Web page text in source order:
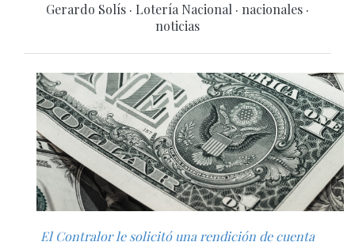
Gerardo Solís · Lotería Nacional · nacionales ·
noticias
El Contralor le solicitó una rendición de cuenta